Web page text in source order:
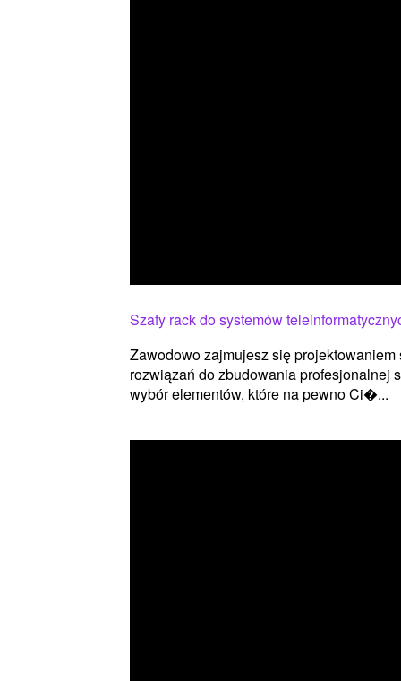
Szafy rack do systemów
Zawodowo zajmujesz się
rozwiązań do zbudowania profesjonalnej
wybór elementów, które na pewno Ci�...